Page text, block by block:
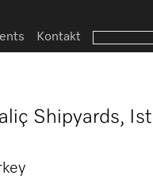
Shipyards,
Kontakt